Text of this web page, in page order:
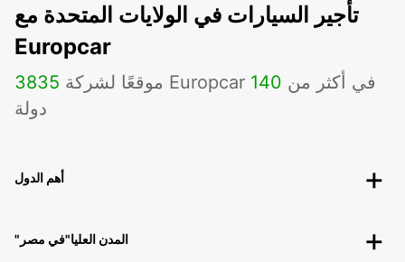
تأجير السيارات في الولايات المتحدة مع
Europcar
3835 موقعًا لشركة Europcar في أكثر من 140
دولة
أهم الدول
"المدن العليا"في مصر